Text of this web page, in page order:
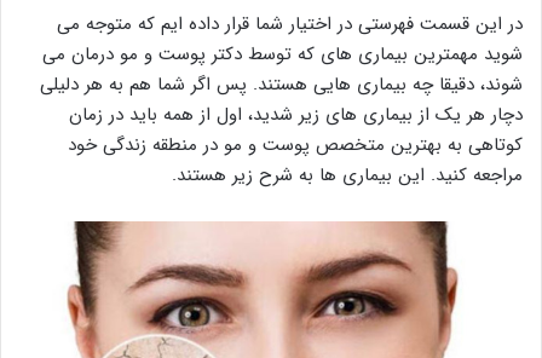
در این قسمت فهرستی در اختیار شما قرار داده ایم که متوجه می
شوید مهمترین بیماری های که توسط دکتر پوست و مو درمان می
شوند، دقیقا چه بیماری هایی هستند. پس اگر شما هم به هر دلیلی
دچار هر یک از بیماری های زیر شدید، اول از همه باید در زمان
کوتاهی به بهترین متخصص پوست و مو در منطقه زندگی خود
مراجعه کنید. این بیماری ها به شرح زیر هستند.